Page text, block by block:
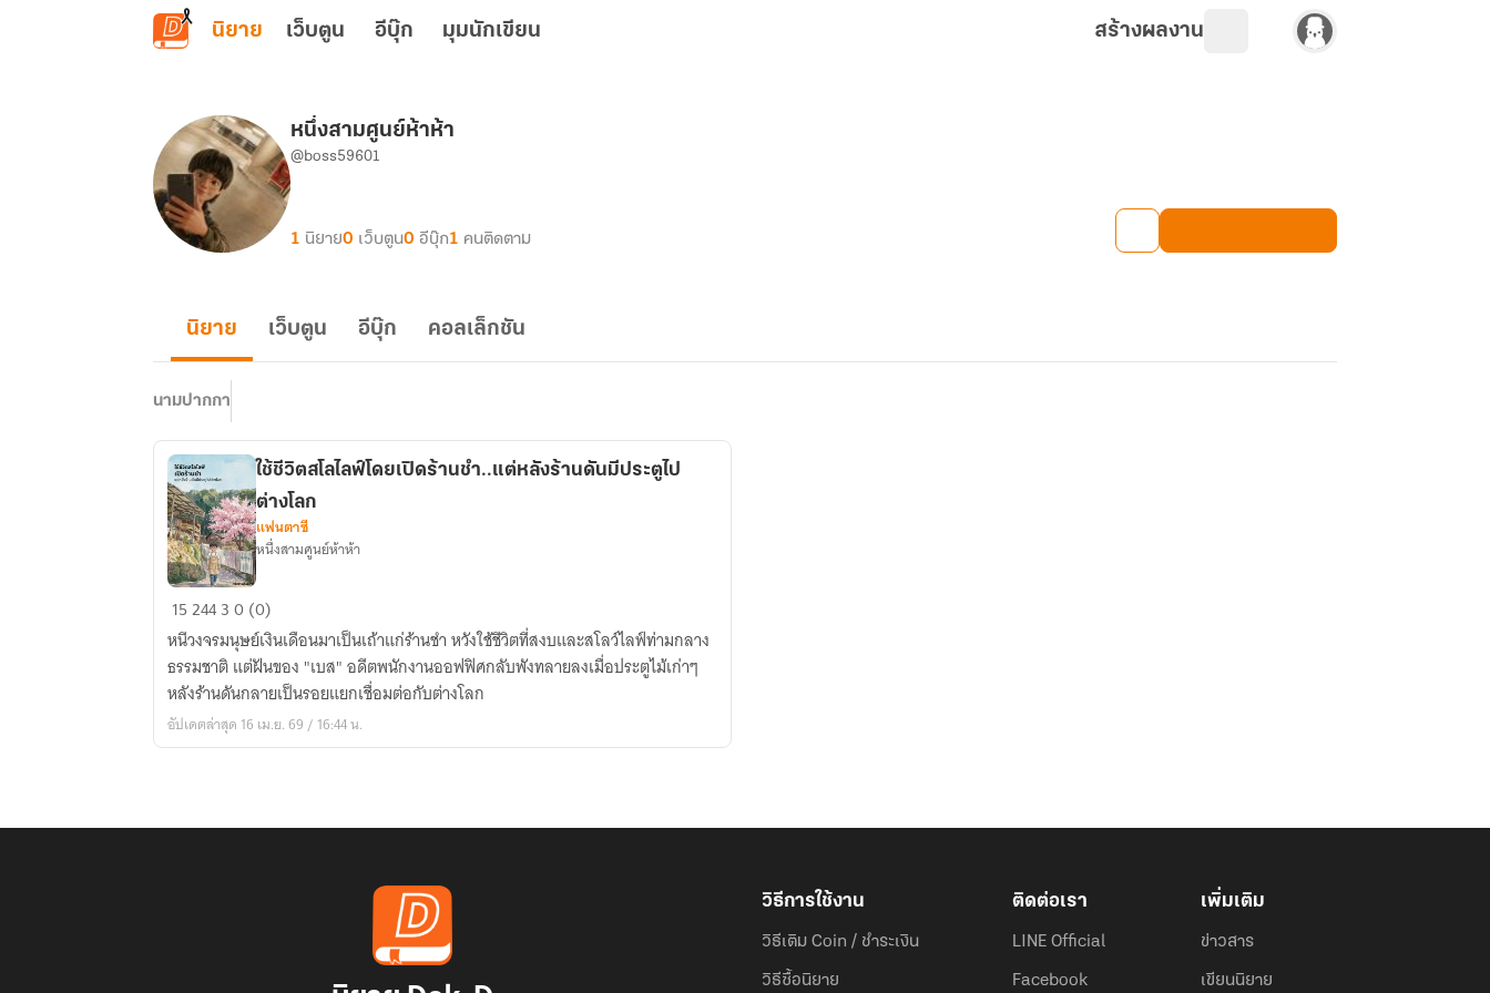
ข้ามไปยังเนื้อหาหลัก
นิยาย เว็บตูน อีบุ๊ก มุมนักเขียน สร้างผลงาน
หนึ่งสามศูนย์ห้าห้า
@boss59601
1 นิยาย0 เว็บตูน0 อีบุ๊ก1 คนติดตาม
นิยาย เว็บตูน อีบุ๊ก คอลเล็กชัน
นามปากกา
ใช้
ชี
วิตสโล
ไลฟ์
โดย
เปิด
ใช้ชีวิตสโลไลฟ์โดยเปิดร้านชำ..แต่หลังร้านดันมีประตูไป
ต่างโลก
แฟนตาซี
หนึ่งสามศูนย์ห้าห้า
1524430 (0)
หนีวงจรมนุษย์เงินเดือนมาเป็นเถ้าแก่ร้านชำ หวังใช้ชีวิตที่สงบและสโลว์ไลฟ์ท่ามกลาง
ธรรมชาติ แต่ฝันของ "เบส" อดีตพนักงานออฟฟิศกลับพังทลายลงเมื่อประตูไม้เก่าๆ
หลังร้านดันกลายเป็นรอยแยกเชื่อมต่อกับต่างโลก
อัปเดตล่าสุด 16 เม.ย. 69 / 16:44 น.
วิธีการใช้งาน
วิธีเติม Coin / ชำระเงิน
วิธีซื้อนิยาย
ติดต่อเรา
LINE Official
Facebook
เพิ่มเติม
ข่าวสาร
เขียนนิยาย